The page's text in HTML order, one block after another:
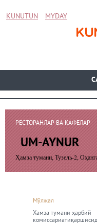
KUNUTUN MYDAY
РЕСТОРАНЛАР ВА КАФЕЛАР
UM-AYNUR
Ҳамза тумани, Тузель-2,
Мўлжал
Хамза тумани ҳарбий